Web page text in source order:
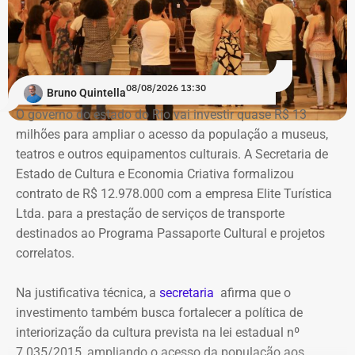
Na ação, a prefeitura também pede informações
cadastrais, endereços eletrônicos, telefones, IPs,
dispositivos utilizados, histórico de nomes,
administradores atuais e anteriores, contas vinculadas,
meios de recuperação, contas publicitárias e dados de
pagamento. Com isso, a Meta também seria obrigada a
elaborar uma tabela comparativa, indicando se os perfis
compartilham telefones, dispositivos, endereços de IP,
administradores, contas de anúncios, meios de
pagamento ou gerenciadores de negócios.
impulsionamentos e cita morte de
criança como exemplo de fake news
Com informações do colunista Ancelmo Gois, do Jornal
“O Globo”.
Bruno Quintella08/08/2026 13:30
O governo do estado do Rio vai investir quase R$ 13
milhões para ampliar o acesso da população a museus,
teatros e outros equipamentos culturais. A Secretaria de
Estado de Cultura e Economia Criativa formalizou
contrato de R$ 12.978.000 com a empresa Elite Turística
Ltda. para a prestação de serviços de transporte
destinados ao Programa Passaporte Cultural e projetos
correlatos.
Na justificativa técnica, a secretaria afirma que o
investimento também busca fortalecer a política de
interiorização da cultura prevista na lei estadual nº